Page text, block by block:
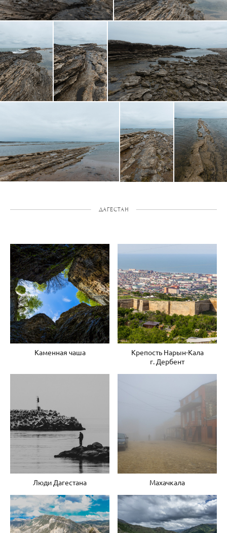
ДАГЕСТАН
Каменная чаша
Крепость Нарын-Кала
г. Дербент
Люди Дагестана Махачкала